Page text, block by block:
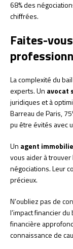
68% des
chiffrées.
Faites-
La complexité du
experts. Un avocat
juridiques et à
Barreau de Paris,
pu être évités avec
Un agent
vous aider à
négociations. Leur
précieux.
N’oubliez pas de
l’impact financier
financière
connaissance de